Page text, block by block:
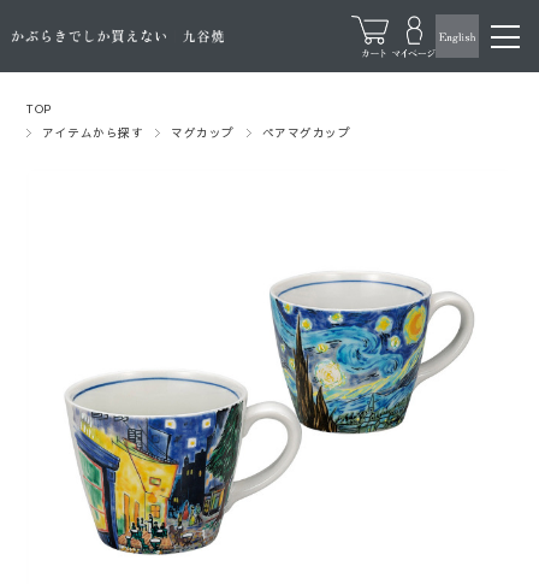
TOP
アイテムから探す
マグカップ ペアマグカップ